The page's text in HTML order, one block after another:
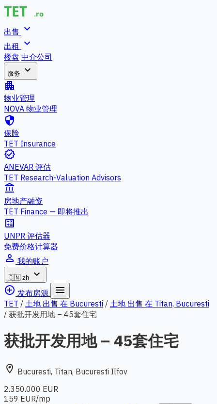
出售 expand_more
出租 expand_more
楼盘 中介公司
服务 expand_more
apartment
物业管理
NOVA 物业管理
security
保险
TET Insurance
verified
ANEVAR 评估
TET Research-Valuation Advisors
account_balance
房地产融资
TET Finance — 即将推出
calculate
UNPR 评估器
免费价格计算器
person_outline 我的账户
🇨🇳 zh
expand_more
add_circle_outline 发布房源 menu
TET / 土地 出售 在 Bucuresti / 土地 出售 在 Titan, Bucuresti
/ 获批开发用地 – 45套住宅
获批开发用地 – 45套住宅
location_on Bucuresti, Titan, Bucuresti Ilfov
2.350.000 EUR
159 EUR/mp